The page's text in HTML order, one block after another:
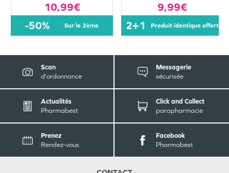
10,99€
-50% sur le 2ème
9,99€
2+1 produit identique offert
Scan
d'ordonnance
Messagerie
sécurisée
Actualités
Pharmabest
Click and Collect
parapharmacie
Prenez
Rendez-vous
Facebook
Pharmabest